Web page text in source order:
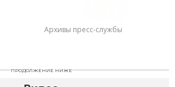
Архивы пресс-службы
ПРОДОЛЖЕНИЕ НИЖЕ